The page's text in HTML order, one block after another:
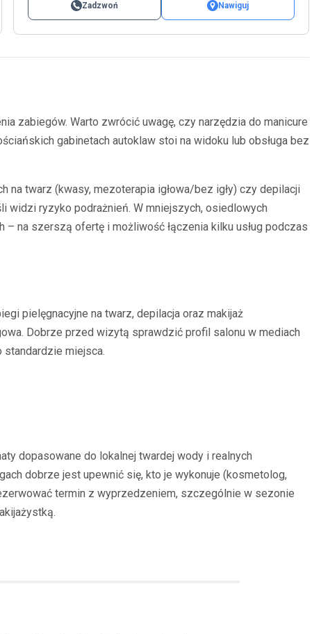
Zadzwoń Nawiguj
zabiegów. Warto zwrócić uwagę, czy narzędzia do manicure
gabinetach autoklaw stoi na widoku lub obsługa bez
twarz (kwasy, mezoterapia igłowa/bez igły) czy depilacji
widzi ryzyko podrażnień. W mniejszych, osiedlowych
na szerszą ofertę i możliwość łączenia kilku usług podczas
pielęgnacyjne na twarz, depilacja oraz makijaż
Dobrze przed wizytą sprawdzić profil salonu w mediach
standardzie miejsca.
dopasowane do lokalnej twardej wody i realnych
dobrze jest upewnić się, kto je wykonuje (kosmetolog,
termin z wyprzedzeniem, szczególnie w sezonie